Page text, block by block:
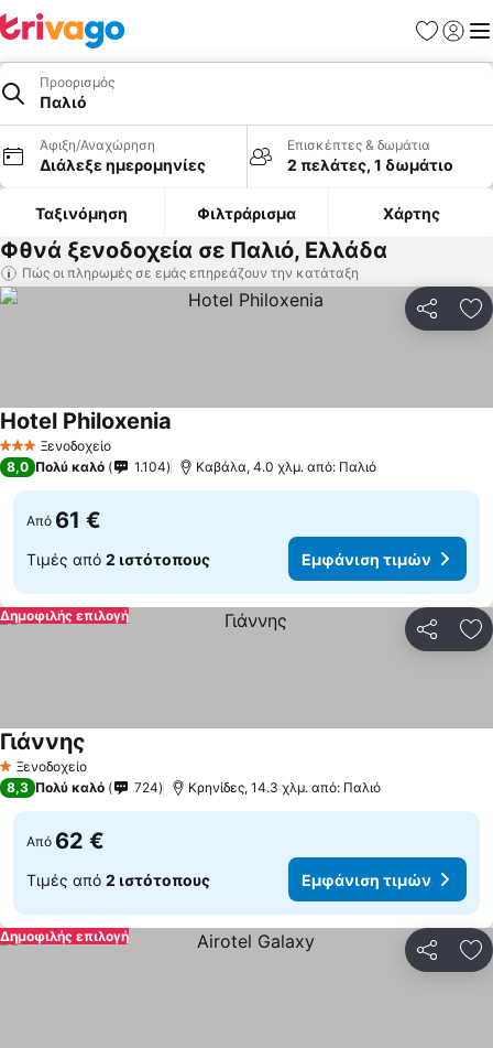
Προορισμός
Παλιό
Άφιξη/Αναχώρηση
Διάλεξε ημερομηνίες
Επισκέπτες & δωμάτια
2 πελάτες, 1 δωμάτιο
Ταξινόμηση Φιλτράρισμα Χάρτης
Φθνά ξενοδοχεία σε Παλιό, Ελλάδα
Πώς οι πληρωμές σε εμάς επηρεάζουν την κατάταξη
3 ΑστέριαΞενοδοχείο
Hotel Philoxenia
8,0 Πολύ καλό 1.104 Καβάλα, 4.0 χλμ. από: Παλιό
Από 61 €
Τιμές από 2 ιστότοπους Εμφάνιση τιμών
Δημοφιλής επιλογή
1 Αστέρια
Ξενοδοχείο
Γιάννης
8,3 Πολύ καλό 724 Κρηνίδες, 14.3 χλμ. από: Παλιό
Από 62 €
Τιμές από 2 ιστότοπους Εμφάνιση τιμών
Δημοφιλής επιλογή